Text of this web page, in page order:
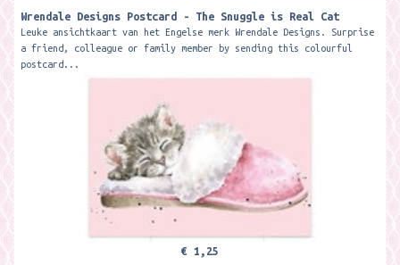
Wrendale Designs Postcard - The Snuggle is Real Cat
Leuke ansichtkaart van het Engelse merk Wrendale Designs. Surprise
a friend, colleague or family member by sending this colourful
postcard...
€ 1,25